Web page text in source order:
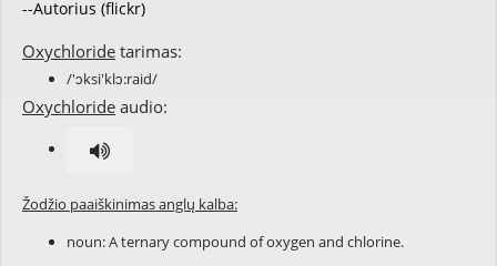
--Autorius (flickr)
Oxychloride tarimas:
/'ɔksi'klɔ:raid/
Oxychloride audio:
Žodžio paaiškinimas anglų kalba:
noun: Aternary compound ofoxygen and chlorine.